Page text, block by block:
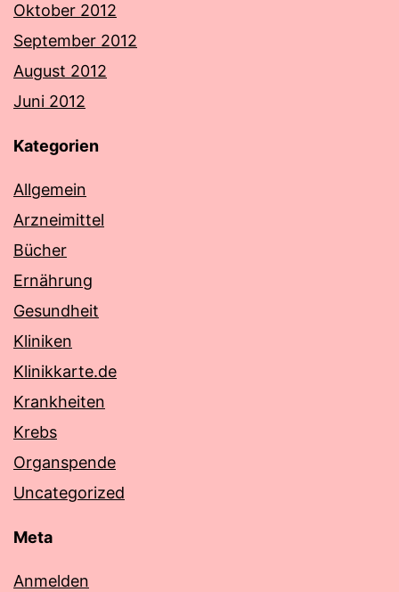
Oktober 2012
September 2012
August 2012
Juni 2012
Kategorien
Allgemein
Arzneimittel
Bücher
Ernährung
Gesundheit
Kliniken
Klinikkarte.de
Krankheiten
Krebs
Organspende
Uncategorized
Meta
Anmelden